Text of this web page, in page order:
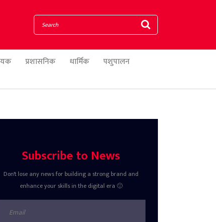
प्रशासनिक धार्मिक
पशुपालन
Subscribe to News
Don't lose any news for building a strong brand and
enhance your skills in the digital era 🙂